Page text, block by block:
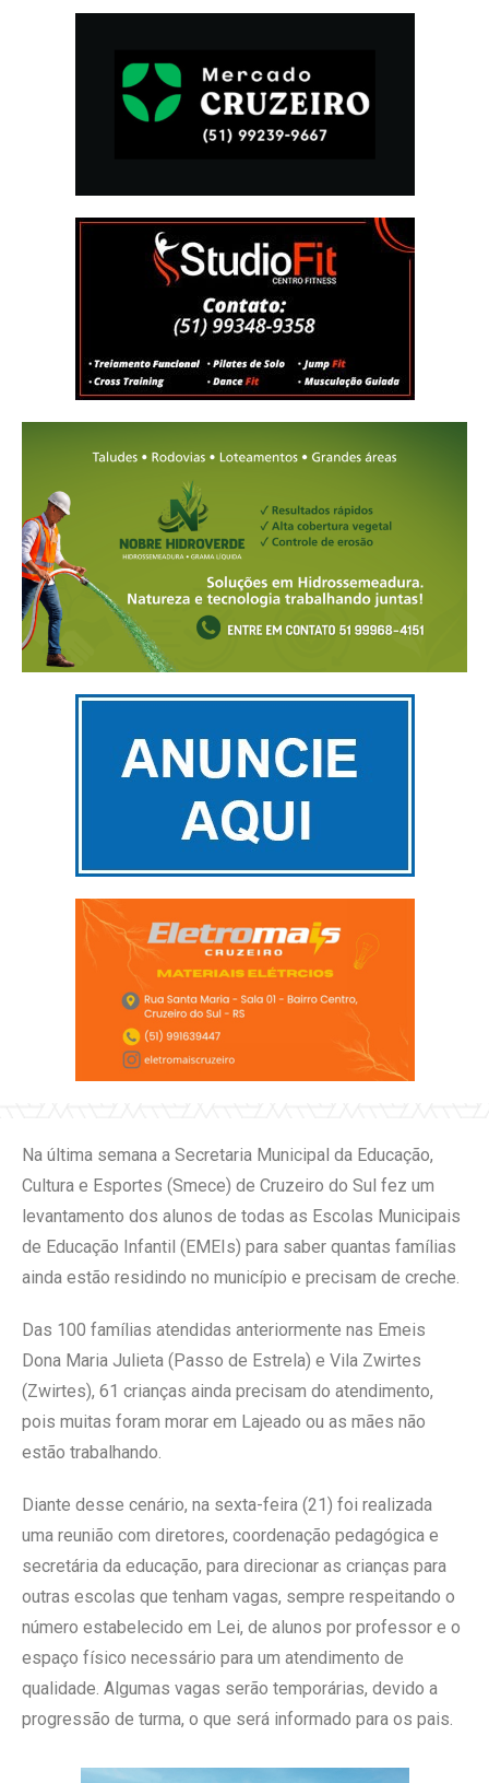
Na última semana a Secretaria Municipal da Educação,
Cultura e Esportes (Smece) de Cruzeiro do Sul fez um
levantamento dos alunos de todas as Escolas Municipais
de Educação Infantil (EMEIs) para saber quantas famílias
ainda estão residindo no município e precisam de creche.
Das 100 famílias atendidas anteriormente nas Emeis
Dona Maria Julieta (Passo de Estrela) e Vila Zwirtes
(Zwirtes), 61 crianças ainda precisam do atendimento,
pois muitas foram morar em Lajeado ou as mães não
estão trabalhando.
Diante desse cenário, na sexta-feira (21) foi realizada
uma reunião com diretores, coordenação pedagógica e
secretária da educação, para direcionar as crianças para
outras escolas que tenham vagas, sempre respeitando o
número estabelecido em Lei, de alunos por professor e o
espaço físico necessário para um atendimento de
qualidade. Algumas vagas serão temporárias, devido a
progressão de turma, o que será informado para os pais.